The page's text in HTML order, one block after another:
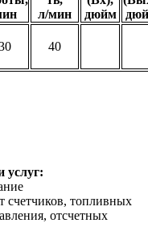
л/мин
дюйм
40
услуг:
счетчиков, топливных
отсчетных